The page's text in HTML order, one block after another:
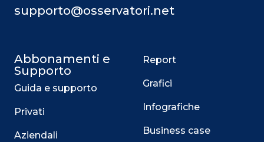
supporto@osservatori.net
Abbonamenti e
Supporto
Guida e supporto
Privati
Aziendali
Report
Grafici
Infografiche
Business case